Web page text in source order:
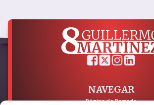
NAVEGAR
Página de Portada